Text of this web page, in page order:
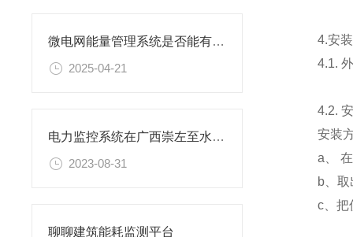
微电网能量管理系统是否能有效降低能耗？
2025-04-21
电力监控系统在广西崇左至水口高速公路机电工程的实际
2023-08-31
聊聊建筑能耗监测平台
4.安装
4.1. 外
4.2. 安
安装方
a、 在配
b、取出
c、把仪